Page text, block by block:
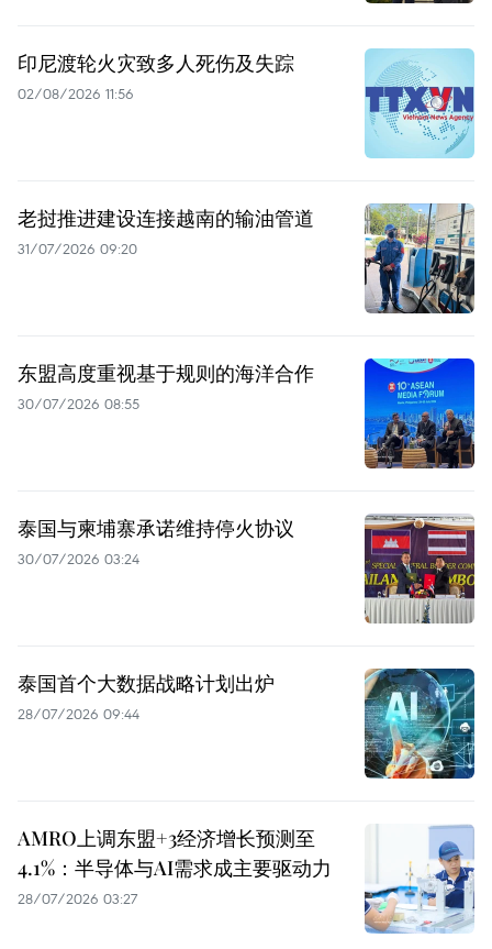
印尼渡轮火灾致多人死伤及失踪
02/08/2026 11:56
老挝推进建设连接越南的输油管道
31/07/2026 09:20
东盟高度重视基于规则的海洋合作
30/07/2026 08:55
泰国与柬埔寨承诺维持停火协议
30/07/2026 03:24
泰国首个大数据战略计划出炉
28/07/2026 09:44
AMRO上调东盟+3经济增长预测至
4.1%：半导体与AI需求成主要驱动力
28/07/2026 03:27